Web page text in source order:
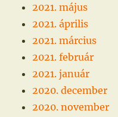
2021. május
2021. április
2021. március
2021. február
2021. január
2020. december
2020. november